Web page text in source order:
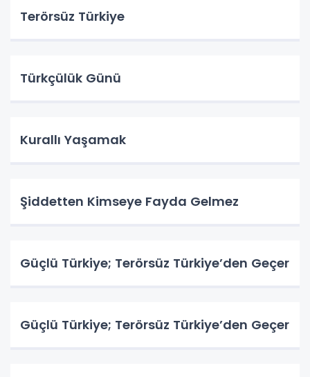
Terörsüz Türkiye
Türkçülük Günü
Kurallı Yaşamak
Şiddetten Kimseye Fayda Gelmez
Güçlü Türkiye; Terörsüz Türkiye’den Geçer
Güçlü Türkiye; Terörsüz Türkiye’den Geçer